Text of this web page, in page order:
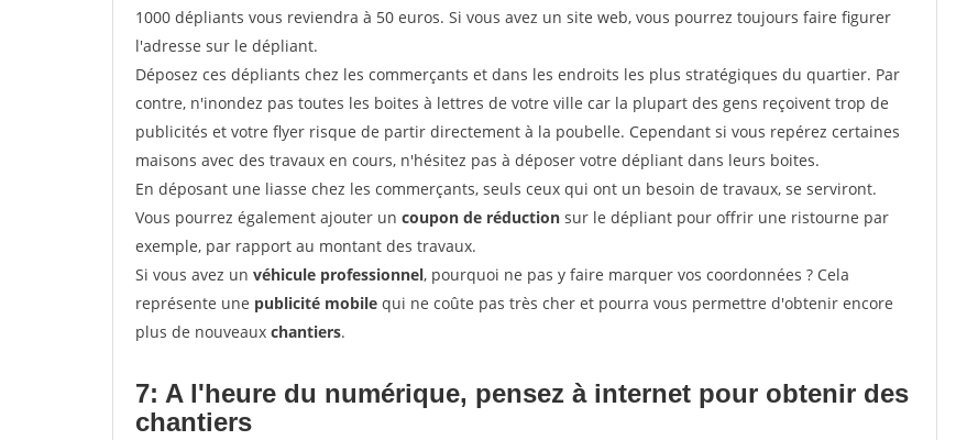
1000 dépliants vous reviendra à 50 euros. Si vous avez un site web, vous pourrez toujours faire figurer
l'adresse sur le dépliant.
Déposez ces dépliants chez les commerçants et dans les endroits les plus stratégiques du quartier. Par
contre, n'inondez pas toutes les boites à lettres de votre ville car la plupart des gens reçoivent trop de
publicités et votre flyer risque de partir directement à la poubelle. Cependant si vous repérez certaines
maisons avec des travaux en cours, n'hésitez pas à déposer votre dépliant dans leurs boites.
En déposant une liasse chez les commerçants, seuls ceux qui ont un besoin de travaux, se serviront.
Vous pourrez également ajouter un coupon de réduction sur le dépliant pour offrir une ristourne par
exemple, par rapport au montant des travaux.
Si vous avez un véhicule professionnel, pourquoi ne pas y faire marquer vos coordonnées ? Cela
représente une publicité mobile qui ne coûte pas très cher et pourra vous permettre d'obtenir encore
plus de nouveaux chantiers.
7: A l'heure du numérique, pensez à internet pour obtenir des
chantiers